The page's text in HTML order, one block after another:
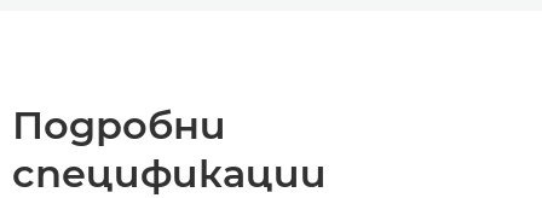
Подробни
спецификации